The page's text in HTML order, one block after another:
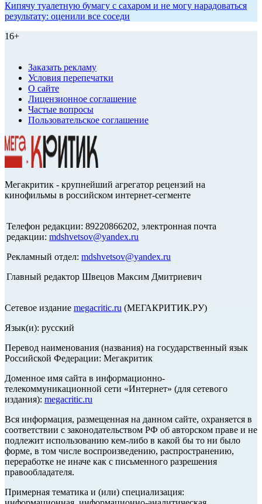
Кипячу туалетную бумагу с сахаром и не могу нарадоваться
результату: оценили все соседи
16+
Заказать рекламу
Условия перепечатки
О сайте
Лицензионное соглашение
Частые вопросы
Пользовательское соглашение
Мегакритик - крупнейший агрегатор рецензий на
кинофильмы в российском интернет-сегменте
Телефон редакции: 89220866202, электронная почта
редакции: mdshvetsov@yandex.ru
Рекламный отдел: mdshvetsov@yandex.ru
Главный редактор Швецов Максим Дмитриевич
Сетевое издание megacritic.ru (МЕГАКРИТИК.РУ)
Язык(и): русский
Перевод наименования (названия) на государственный язык
Российской Федерации: Мегакритик
Доменное имя сайта в информационно-
телекоммуникационной сети «Интернет» (для сетевого
издания): megacritic.ru
Вся информация, размещенная на данном сайте, охраняется в
соответствии с законодательством РФ об авторском праве и не
подлежит использованию кем-либо в какой бы то ни было
форме, в том числе воспроизведению, распространению,
переработке не иначе как с письменного разрешения
правообладателя.
Примерная тематика и (или) специализация: